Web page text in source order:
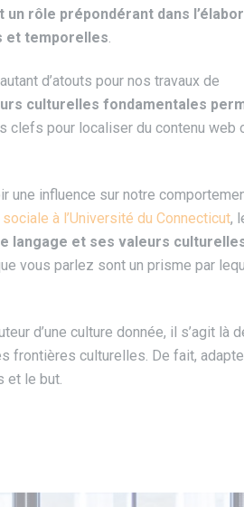
rôle prépondérant dans
et temporelles
d’atouts pour nos travaux de
culturelles fondamentales
clefs pour localiser du contenu web
une influence sur notre
à l’Université du Connecticut,
langage et ses valeurs
vous parlez sont un prisme par
d’une culture donnée, il s’agit là
frontières culturelles. De fait,
et le but.